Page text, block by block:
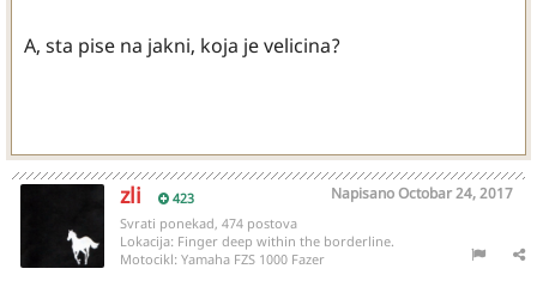
A, sta pise na jakni, koja je velicina?
zli 423 NapisanoOctobar 24, 2017
Svrati ponekad, 474 postova
Lokacija: Finger deep within the borderline.
Motocikl: Yamaha FZS 1000 Fazer